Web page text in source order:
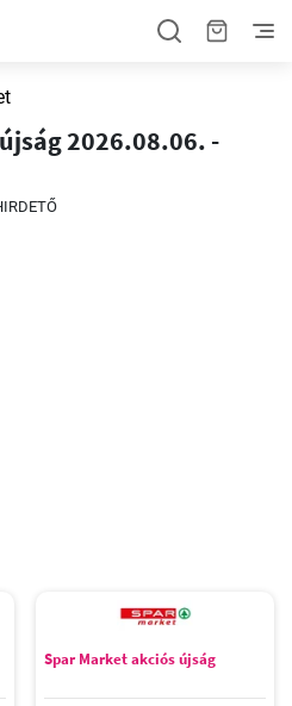
2026.08.06. -
Spar Market akciós újság